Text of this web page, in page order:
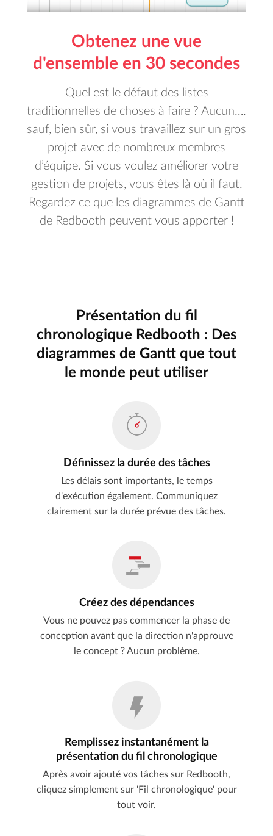
Obtenez une vue
d'ensemble en 30 secondes
Quel est le défaut des listes
traditionnelles de choses à faire ? Aucun….
sauf, bien sûr, si vous travaillez sur un gros
projet avec de nombreux membres
d’équipe. Si vous voulez améliorer votre
gestion de projets, vous êtes là où il faut.
Regardez ce que les diagrammes de Gantt
de Redbooth peuvent vous apporter !
Présentation du fil
chronologique Redbooth : Des
diagrammes de Gantt que tout
le monde peut utiliser
Définissez la durée des tâches
Les délais sont importants, le temps
d'exécution également. Communiquez
clairement sur la durée prévue des tâches.
Créez des dépendances
Vous ne pouvez pas commencer la phase de
conception avant que la direction n'approuve
le concept ? Aucun problème.
Remplissez instantanément la
présentation du fil chronologique
Après avoir ajouté vos tâches sur Redbooth,
cliquez simplement sur 'Fil chronologique' pour
tout voir.